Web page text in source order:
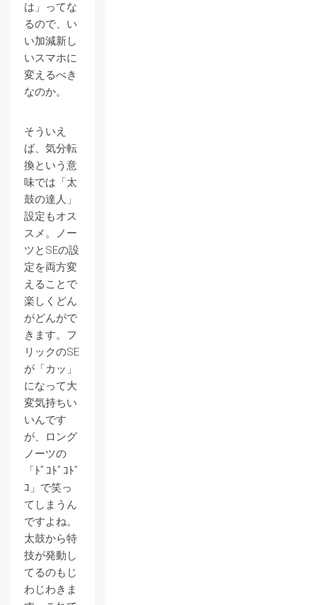
は」ってな
るので、い
い加減新し
いスマホに
変えるべき
なのか。
そういえ
ば、気分転
換という意
味では「太
鼓の達人」
設定もオス
スメ。ノー
ツとSEの設
定を両方変
えることで
楽しくどん
がどんがで
きます。フ
リックのSE
が「カッ」
になって大
変気持ちい
いんです
が、ロング
ノーツの
「ﾄﾞｺﾄﾞｺﾄﾞ
ｺ」で笑っ
てしまうん
ですよね。
太鼓から特
技が発動し
てるのもじ
わじわきま